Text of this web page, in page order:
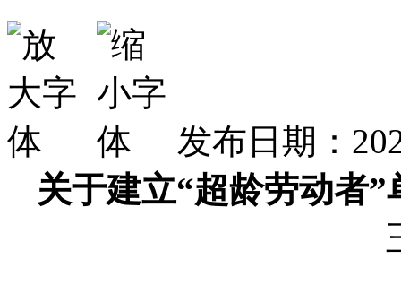
发布日期：
关于建立“超龄劳动者